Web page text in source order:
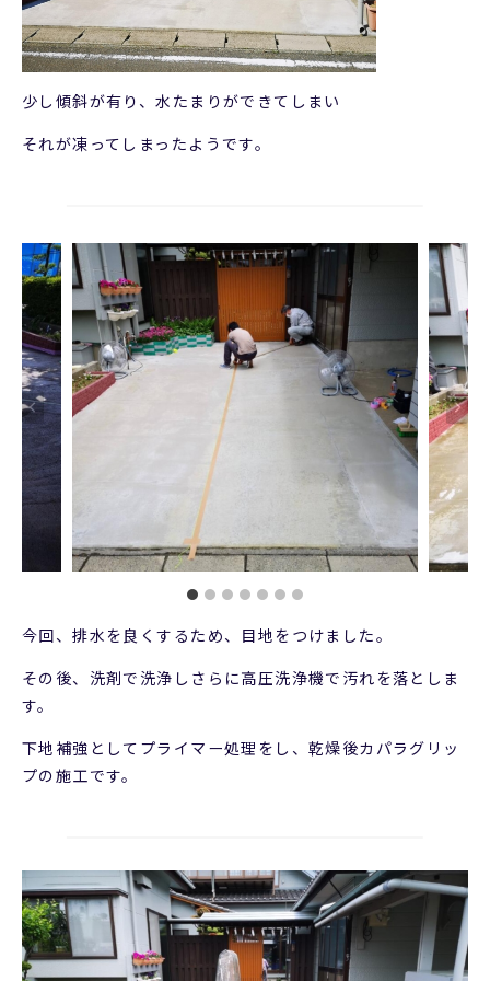
少し傾斜が有り、水たまりができてしまい
それが凍ってしまったようです。
今回、排水を良くするため、目地をつけました。
その後、洗剤で洗浄しさらに高圧洗浄機で汚れを落としま
す。
下地補強としてプライマー処理をし、乾燥後カパラグリッ
プの施工です。